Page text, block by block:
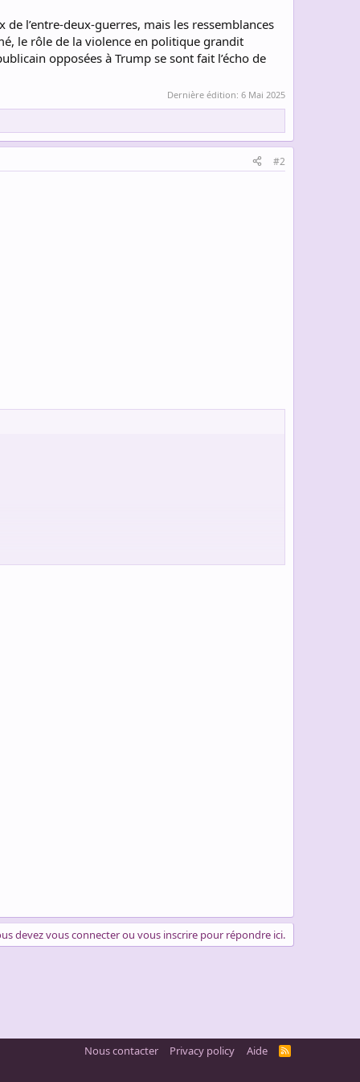
l’entre-deux-guerres, mais les ressemblances
le rôle de la violence en politique grandit
opposées à Trump se sont fait l’écho de
Dernière édition: 6 Mai 2025
#2
devez vous connecter ou vous inscrire pour répondre ici.
Nous contacter Privacy policy Aide
R